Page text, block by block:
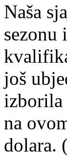
Naša
sezonu
još
izborila
na
dolara.